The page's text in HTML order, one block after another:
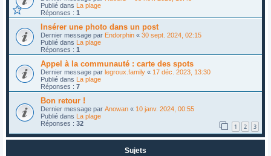
Publié dans La plage
Réponses : 1
Insérer une photo dans un post
Dernier message par Endorphin « 30 sept. 2024, 02:15
Publié dans La plage
Réponses : 1
Appel à la communauté : carte des spots
Dernier message par legroux.family « 17 déc. 2023, 13:30
Publié dans La plage
Réponses : 7
Bon retour !
Dernier message par Anowan « 10 janv. 2024, 00:55
Publié dans La plage
Réponses : 32 1 2 3
Sujets